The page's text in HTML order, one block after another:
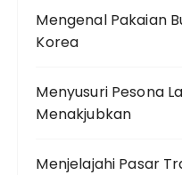
Mengenal Pakaian
Korea
Menyusuri Pesona
Menakjubkan
Menjelajahi Pasar